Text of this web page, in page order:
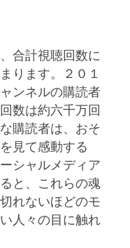
合計視聴回数に
ります。２０１
ンネルの購読者
数は約六千万回
購読者は、おそ
見て感動する
シャルメディア
と、これらの魂
れないほどのモ
人々の目に触れ